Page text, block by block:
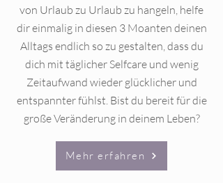
von Urlaub zu Urlaub zu hangeln, helfe
dir einmalig in diesen 3 Moanten deinen
Alltags endlich so zu gestalten, dass du
dich mit täglicher Selfcare und wenig
Zeitaufwand wieder glücklicher und
entspannter fühlst. Bist du bereit für die
große Veränderung in deinem Leben?
Mehr erfahren